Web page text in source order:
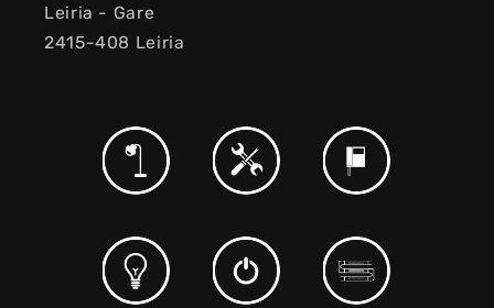
Leiria - Gare
2415-408 Leiria